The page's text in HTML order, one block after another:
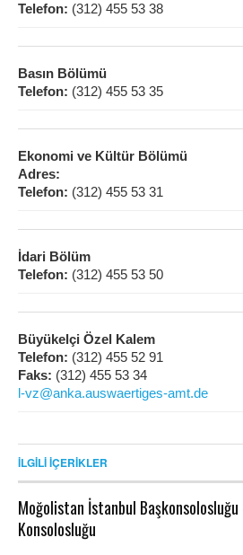
Telefon: (312) 455 53 38
Basın Bölümü
Telefon: (312) 455 53 35
Ekonomi ve Kültür Bölümü
Adres:
Telefon: (312) 455 53 31
İdari Bölüm
Telefon: (312) 455 53 50
Büyükelçi Özel Kalem
Telefon: (312) 455 52 91
Faks: (312) 455 53 34
l-vz@anka.auswaertiges-amt.de
İLGILI İÇERIKLER
Moğolistan İstanbul
Konsolosluğu